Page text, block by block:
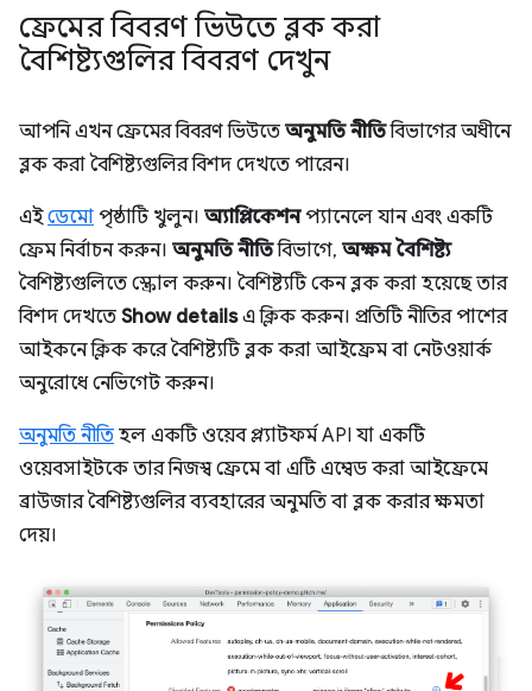
ফ্রেমের বিবরণ ভিউতে ব্লক করা
বৈশিষ্ট্যগুলির বিবরণ দেখুন
আপনি এখন ফ্রেমের বিবরণ ভিউতে অনুমতি নীতিবিভাগের অধীনে
ব্লক করা বৈশিষ্ট্যগুলির বিশদ দেখতে পারেন।
এইডেমো পৃষ্ঠাটি খুলুন। অ্যাপ্লিকেশনপ্যানেলে যান এবং একটি
ফ্রেম নির্বাচন করুন। অনুমতি নীতিবিভাগে, অক্ষম বৈশিষ্ট্য
বৈশিষ্ট্যগুলিতে স্ক্রোল করুন। বৈশিষ্ট্যটি কেন ব্লক করা হয়েছে তার
বিশদ দেখতে Show detailsএ ক্লিক করুন। প্রতিটি নীতির পাশের
আইকনে ক্লিক করে বৈশিষ্ট্যটি ব্লক করা আইফ্রেম বা নেটওয়ার্ক
অনুরোধে নেভিগেট করুন।
অনুমতি নীতি হল একটি ওয়েব প্ল্যাটফর্ম API যা একটি
ওয়েবসাইটকে তার নিজস্ব ফ্রেমে বা এটি এম্বেড করা আইফ্রেমে
ব্রাউজার বৈশিষ্ট্যগুলির ব্যবহারের অনুমতি বা ব্লক করার ক্ষমতা
দেয়।